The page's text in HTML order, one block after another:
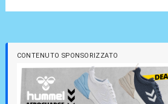
CONTENUTO SPONSORIZZATO